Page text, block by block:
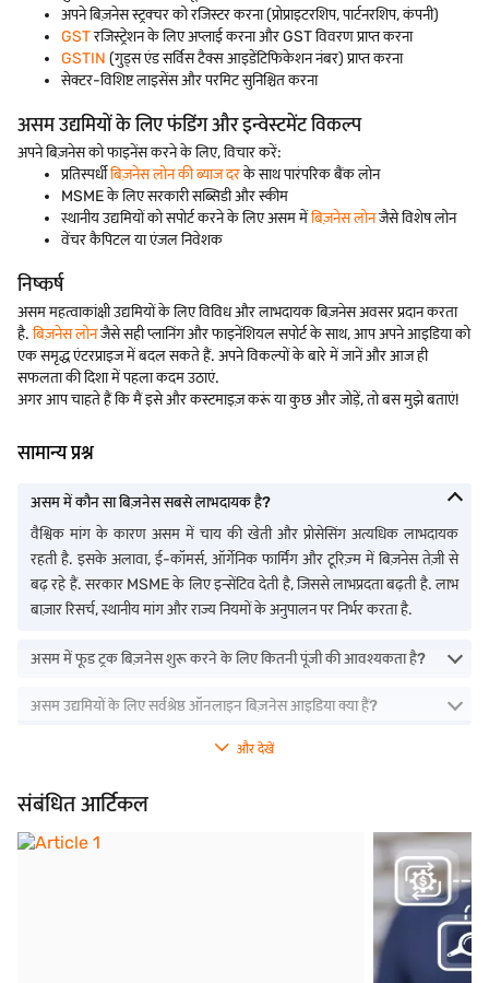
अपने बिज़नेस स्ट्रक्चर को रजिस्टर करना (प्रोप्राइटरशिप, पार्टनरशिप, कंपनी)
GSTरजिस्ट्रेशन के लिए अप्लाई करना और GST विवरण प्राप्त करना
GSTIN (गुड्स एंड सर्विस टैक्स आइडेंटिफिकेशन नंबर) प्राप्त करना
सेक्टर-विशिष्ट लाइसेंस और परमिट सुनिश्चित करना
असम उद्यमियों के लिए फंडिंग और इन्वेस्टमेंट विकल्प
अपने बिज़नेस को फाइनेंस करने के लिए, विचार करें:
प्रतिस्पर्धीबिज़नेस लोन की ब्याज दरके साथ पारंपरिक बैंक लोन
MSME के लिए सरकारी सब्सिडी और स्कीम
स्थानीय उद्यमियों को सपोर्ट करने के लिए असम मेंबिज़नेस लोनजैसे विशेष लोन
वेंचर कैपिटल या एंजल निवेशक
निष्कर्ष
असम महत्वाकांक्षी उद्यमियों के लिए विविध और लाभदायक बिज़नेस अवसर प्रदान करता
है.बिज़नेस लोनजैसे सही प्लानिंग और फाइनेंशियल सपोर्ट के साथ, आप अपने आइडिया को
एक समृद्ध एंटरप्राइज में बदल सकते हैं. अपने विकल्पों के बारे में जानें और आज ही
सफलता की दिशा में पहला कदम उठाएं.
अगर आप चाहते हैं कि मैं इसे और कस्टमाइज़ करूं या कुछ और जोड़ें, तो बस मुझे बताएं!
सामान्य प्रश्न
असम में कौन सा बिज़नेस सबसे लाभदायक है?
वैश्विक मांग के कारण असम में चाय की खेती और प्रोसेसिंग अत्यधिक लाभदायक
रहती है. इसके अलावा, ई-कॉमर्स, ऑर्गेनिक फार्मिंग और टूरिज़्म में बिज़नेस तेज़ी से
बढ़ रहे हैं. सरकार MSME के लिए इन्सेंटिव देती है, जिससे लाभप्रदता बढ़ती है. लाभ
बाज़ार रिसर्च, स्थानीय मांग और राज्य नियमों के अनुपालन पर निर्भर करता है.
असम में फूड ट्रक बिज़नेस शुरू करने के लिए कितनी पूंजी की आवश्यकता है?
असम उद्यमियों के लिए सर्वश्रेष्ठ ऑनलाइन बिज़नेस आइडिया क्या हैं?
और देखें
संबंधित आर्टिकल